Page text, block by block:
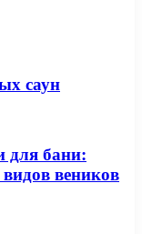
саун
для бани:
веников